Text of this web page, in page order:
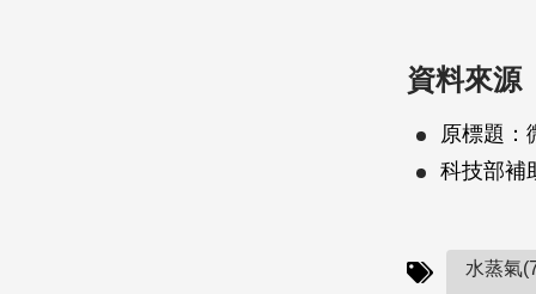
資料來源
原標題：
科技部補
水蒸氣